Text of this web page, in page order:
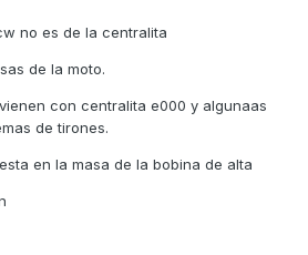
no es de la centralita
de la moto.
con centralita e000 y algunaas
de tirones.
en la masa de la bobina de alta